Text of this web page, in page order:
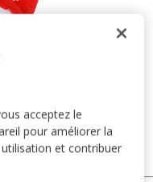
acceptez le
pour améliorer la
et contribuer